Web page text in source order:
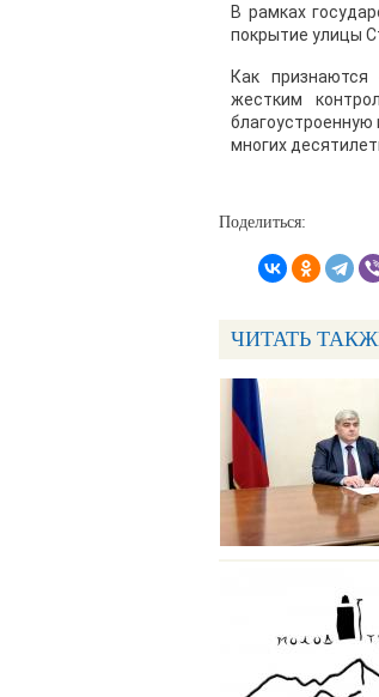
В рамках
покрытие улицы
Как признаются
жестким
многих
Поделиться:
ЧИТАТЬ